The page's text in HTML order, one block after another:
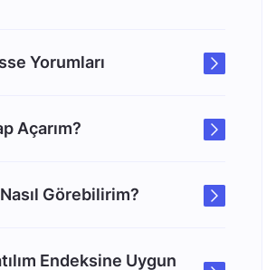
Yorumları
Açarım?
Görebilirim?
Endeksine Uygun